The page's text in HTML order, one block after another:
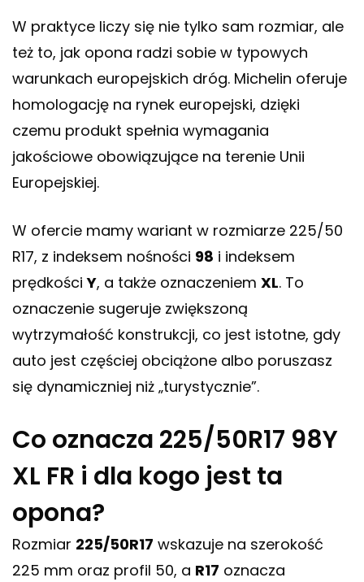
W praktyce liczy się nie tylko sam rozmiar, ale
też to, jak opona radzi sobie w typowych
warunkach europejskich dróg. Michelin oferuje
homologację na rynek europejski, dzięki
czemu produkt spełnia wymagania
jakościowe obowiązujące na terenie Unii
Europejskiej.
W ofercie mamy wariant w rozmiarze 225/50
R17, z indeksem nośności 98 i indeksem
prędkościY, a także oznaczeniem XL. To
oznaczenie sugeruje zwiększoną
wytrzymałość konstrukcji, co jest istotne, gdy
auto jest częściej obciążone albo poruszasz
się dynamiczniej niż „turystycznie”.
Co oznacza 225/50R17 98Y
XL FR i dla kogo jest ta
opona?
Rozmiar 225/50R17 wskazuje na szerokość
225 mm oraz profil 50, a R17 oznacza